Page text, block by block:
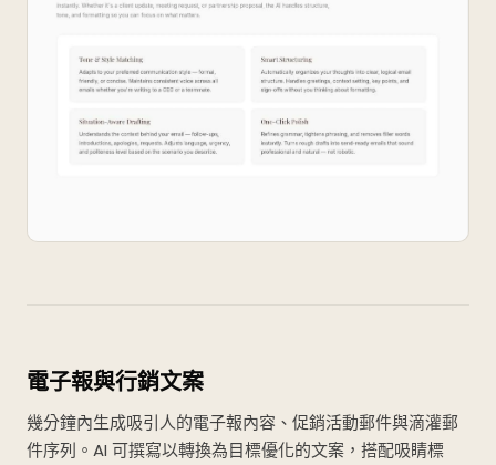
電子報與行銷文案
幾分鐘內生成吸引人的電子報內容、促銷活動郵件與滴灌郵
件序列。AI 可撰寫以轉換為目標優化的文案，搭配吸睛標